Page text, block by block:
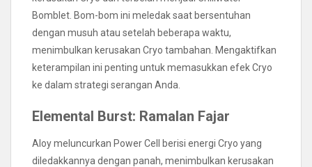
Bomblet. Bom-bom ini meledak saat bersentuhan
dengan musuh atau setelah beberapa waktu,
menimbulkan kerusakan Cryo tambahan. Mengaktifkan
keterampilan ini penting untuk memasukkan efek Cryo
ke dalam strategi serangan Anda.
Elemental Burst: Ramalan Fajar
Aloy meluncurkan Power Cell berisi energi Cryo yang
diledakkannya dengan panah, menimbulkan kerusakan